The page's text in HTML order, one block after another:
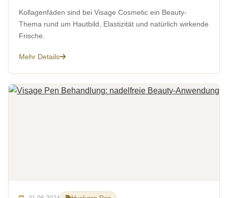
Kollagenfäden sind bei Visage Cosmetic ein Beauty-
Thema rund um Hautbild, Elastizität und natürlich wirkende
Frische.
Mehr Details